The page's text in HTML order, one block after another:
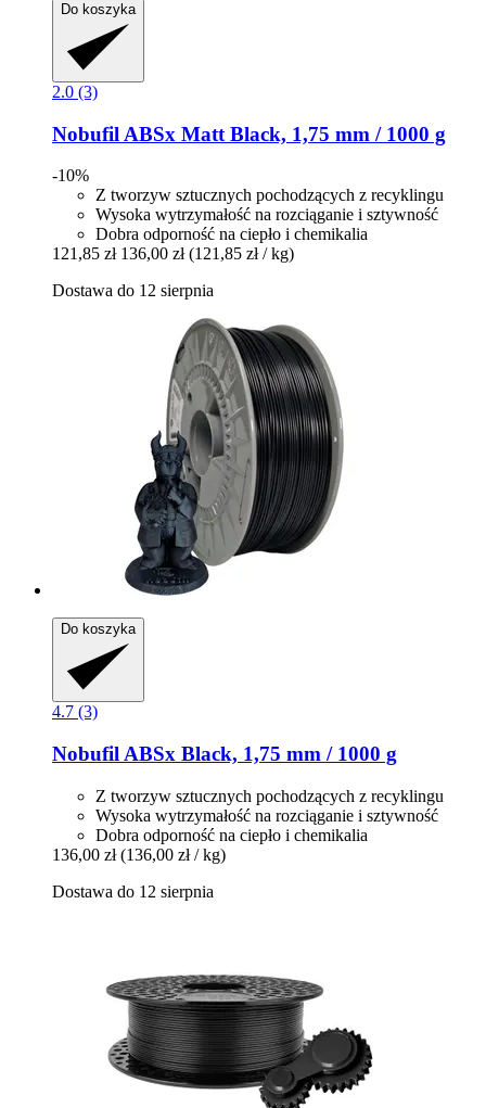
Do koszyka
2.0 (3)
Nobufil ABSx Matt Black, 1,75 mm / 1000 g
-10%
Z tworzyw sztucznych pochodzących z recyklingu
Wysoka wytrzymałość na rozciąganie i sztywność
Dobra odporność na ciepło i chemikalia
121,85 zł 136,00 zł (121,85 zł / kg)
Dostawa do 12 sierpnia
Do koszyka
4.7 (3)
Nobufil ABSx Black, 1,75 mm / 1000 g
Z tworzyw sztucznych pochodzących z recyklingu
Wysoka wytrzymałość na rozciąganie i sztywność
Dobra odporność na ciepło i chemikalia
136,00 zł (136,00 zł / kg)
Dostawa do 12 sierpnia